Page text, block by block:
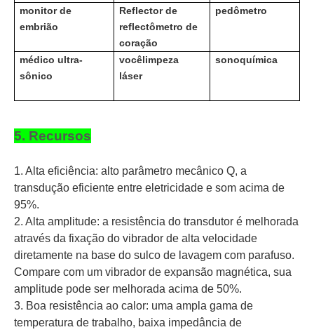
monitor de
embrião
Reflector de
reflectômetro de
coração
pedômetro
médico ultra-
sônico
vocêlimpeza
láser
sonoquímica
5. Recursos
1. Alta eficiência: alto parâmetro mecânico Q, a
transdução eficiente entre eletricidade e som acima de
95%.
2. Alta amplitude: a resistência do transdutor é melhorada
através da fixação do vibrador de alta velocidade
diretamente na base do sulco de lavagem com parafuso.
Compare com um vibrador de expansão magnética, sua
amplitude pode ser melhorada acima de 50%.
3. Boa resistência ao calor: uma ampla gama de
temperatura de trabalho, baixa impedância de